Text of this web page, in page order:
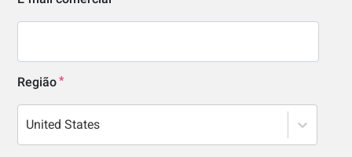
Região
United States